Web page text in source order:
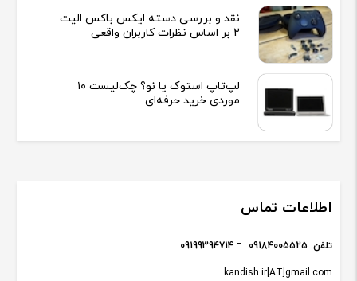
نقد و بررسی دسته ایکس باکس الیت
2 بر اساس نظرات کاربران واقعی
لپ‌تاپ استوک یا نو؟ چک‌لیست ۱۰
موردی خرید حرفه‌ای
اطلاعات تماس
kandish.ir[AT]gmail.com
تلفن: 09184005525
09199394714